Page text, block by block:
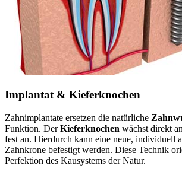
Implantat & Kieferknochen
Zahnimplantate ersetzen die natürliche
Funktion. DerKieferknochen wächst direkt
fest an. Hierdurch kann eine neue, individuell
Zahnkrone befestigt werden. Diese Technik
Perfektion des Kausystems der Natur.